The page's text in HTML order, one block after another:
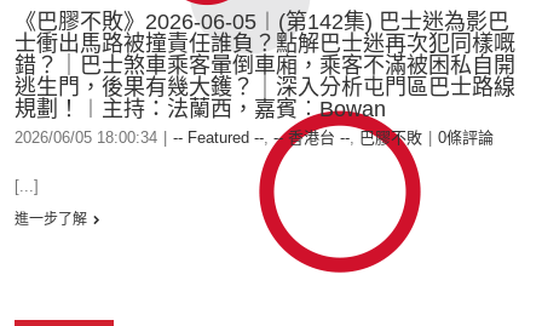
《巴膠不敗》2026-06-05︱(第142集) 巴士迷為影巴
士衝出馬路被撞責任誰負？點解巴士迷再次犯同樣嘅
錯？｜巴士煞車乘客暈倒車廂，乘客不滿被困私自開
逃生門，後果有幾大鑊？｜深入分析屯門區巴士路線
規劃！︱主持：法蘭西，嘉賓︰Bowan
2026/06/05 18:00:34 -- Featured --, -- 香港台 --, 巴膠不敗 0條評論
[...]
進一步了解